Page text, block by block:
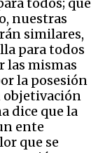
nuestras
similares,
para todos
las mismas
la posesión
objetivación
dice que la
ente
que se